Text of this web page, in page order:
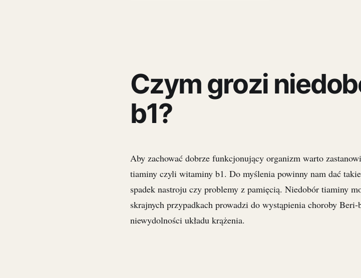
Czym grozi
b1?
Aby zachować dobrze funkcjonujący organizm warto
tiaminy czyli witaminy b1. Do myślenia powinny nam dać
spadek nastroju czy problemy z pamięcią. Niedobór tiaminy
skrajnych przypadkach prowadzi do wystąpienia choroby
niewydolności układu krążenia.